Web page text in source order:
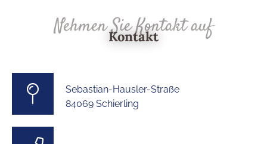
Nehmen Sie Kontakt auf
Kontakt
Sebastian-Hausler-Straße
84069 Schierling